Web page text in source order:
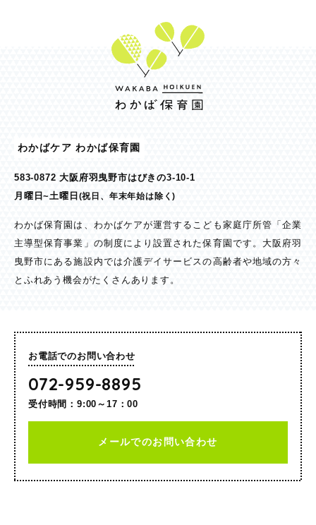
わかばケア わかば保育園
583-0872 大阪府羽曳野市はびきの3-10-1
月曜日~土曜日(祝日、年末年始は除く)
わかば保育園は、わかばケアが運営するこども家庭庁所管「企業
主導型保育事業」の制度により設置された保育園です。大阪府羽
曳野市にある施設内では介護デイサービスの高齢者や地域の方々
とふれあう機会がたくさんあります。
お電話でのお問い合わせ
072-959-8895
受付時間：9:00～17：00
メールでのお問い合わせ